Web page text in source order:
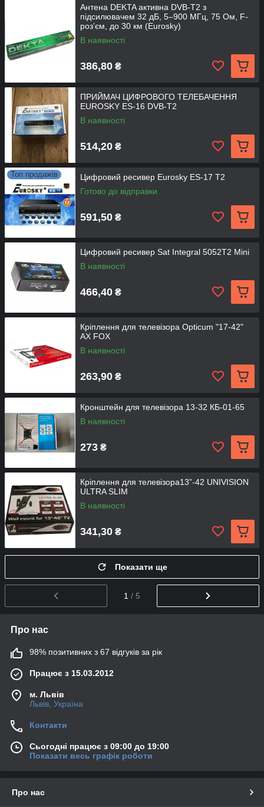
Антена DEKTA активна DVB-T2 з
підсилювачем 32 дБ, 5–900 МГц, 75 Ом, F-
розʼєм, до 30 км (Eurosky)
В наявності
386,80 ₴
ПРИЙМАЧ ЦИФРОВОГО ТЕЛЕБАЧЕННЯ
EUROSKY ES-16 DVB-T2
В наявності
514,20 ₴
Топ продажів
Цифровий ресивер Eurosky ES-17 T2
Готово до відправки
591,50 ₴
Цифровий ресивер Sat Integral 5052T2 Mini
В наявності
466,40 ₴
Кріплення для телевізора Opticum "17-42"
AX FOX
В наявності
263,90 ₴
Кронштейн для телевізора 13-32 КБ-01-65
В наявності
273 ₴
Кріплення для телевізора13”-42 UNIVISION
ULTRA SLIM
В наявності
341,30 ₴
Показати ще
1 / 5
Про нас
98% позитивних з 67 відгуків за рік
Працює з 15.03.2012
м. Львів
Львів, Україна
Контакти
Сьогодні працює з 09:00 до 19:00
Показати весь графік роботи
Про нас